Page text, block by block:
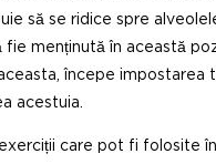
să se ridice spre
fie menținută în această
începe impostarea
acestuia.
care pot fi folosite în